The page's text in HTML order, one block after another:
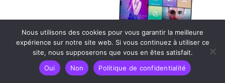
Nous utilisons des cookies pour vous garantir la meilleure
expérience sur notre site web. Si vous continuez à utiliser ce
site, nous supposerons que vous en êtes satisfait.
Oui
Non Politique de confidentialité